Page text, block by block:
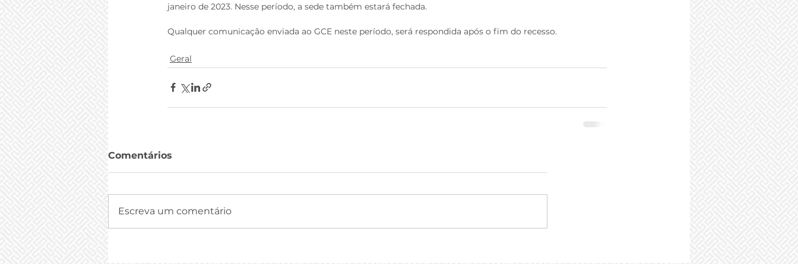
janeiro de 2023. Nesse período, a sede também estará fechada.
Qualquer comunicação enviada ao GCE neste período, será respondida após o fim do recesso.
Geral
Comentários
Escreva um comentário